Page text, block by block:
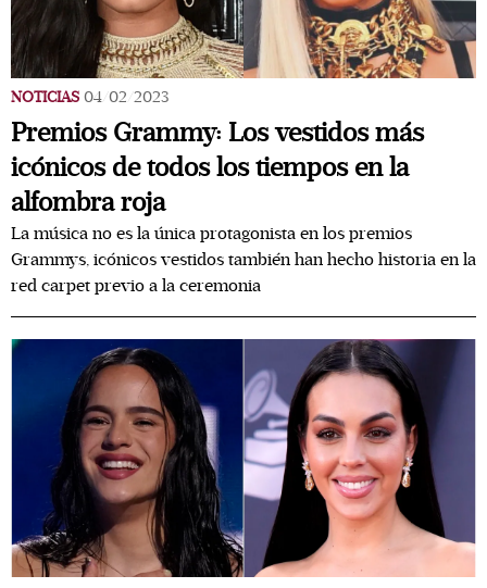
NOTICIAS 04/02/2023
Premios Grammy: Los vestidos más
icónicos de todos los tiempos en la
alfombra roja
La música no es la única protagonista en los premios
Grammys, icónicos vestidos también han hecho historia en la
red carpet previo a la ceremonia